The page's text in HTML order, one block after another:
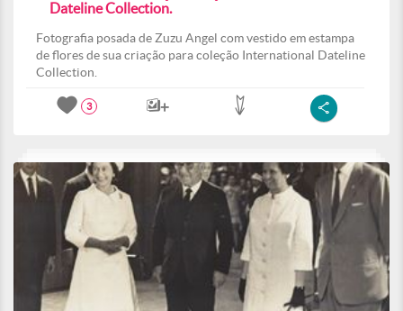
Dateline Collection.
Fotografia posada de Zuzu Angel com vestido em estampa
de flores de sua criação para coleção International Dateline
Collection.
3